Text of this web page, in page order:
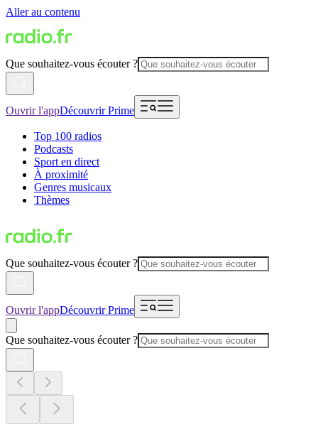
Aller au contenu
Que souhaitez-vous écouter ?
Ouvrir l'appDécouvrir Prime
Top 100 radios
Podcasts
Sport en direct
À proximité
Genres musicaux
Thèmes
Que souhaitez-vous écouter ?
Ouvrir l'appDécouvrir Prime
Que souhaitez-vous écouter ?